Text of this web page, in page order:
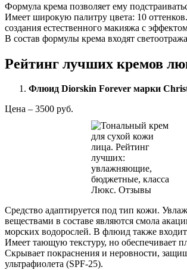
Формула крема позволяет ему
Имеет широкую палитру цвета: 10
создания естественного макияжа с
В состав формулы крема входят
Рейтинг лучших кремов
Флюид Diorskin Forever марки
Цена – 3500 руб.
Средство адаптируется под тип кожи.
веществами в составе являются смола
морских водорослей. В флюид также
Имеет тающую текстуру, но обеспечивает
Скрывает покраснения и неровности,
ультрафиолета (SPF-25).